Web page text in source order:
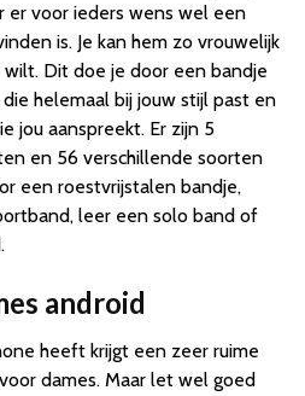
er voor ieders wens wel een
is. Je kan hem zo vrouwelijk
Dit doe je door een bandje
helemaal bij jouw stijl past en
jou aanspreekt. Er zijn 5
en 56 verschillende soorten
een roestvrijstalen bandje,
leer een solo band of
android
heeft krijgt een zeer ruime
dames. Maar let wel goed